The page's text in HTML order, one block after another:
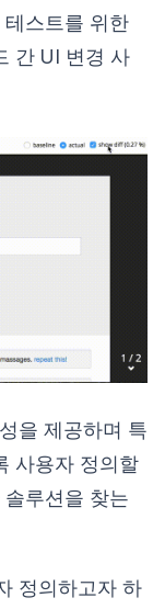
스트를 위한
간 UI 변경 사
을 제공하며 특
사용자 정의할
루션을 찾는
정의하고자 하